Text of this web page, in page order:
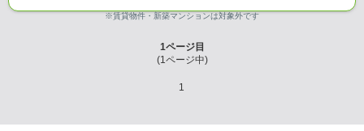
※賃貸物件・新築マンションは対象外です
1ページ目
(1ページ中)
1